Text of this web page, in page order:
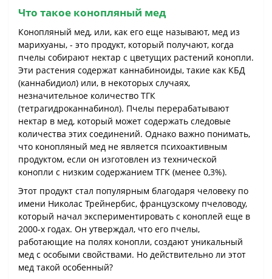
Что такое конопляный мед
Конопляный мед, или, как его еще называют, мед из
марихуаны, - это продукт, который получают, когда
пчелы собирают нектар с цветущих растений конопли.
Эти растения содержат каннабиноиды, такие как КБД
(каннабидиол) или, в некоторых случаях,
незначительное количество ТГК
(тетрагидроканнабинол). Пчелы перерабатывают
нектар в мед, который может содержать следовые
количества этих соединений. Однако важно понимать,
что конопляный мед не является психоактивным
продуктом, если он изготовлен из технической
конопли с низким содержанием ТГК (менее 0,3%).
Этот продукт стал популярным благодаря человеку по
имени Николас Трейнербис, французскому пчеловоду,
который начал экспериментировать с коноплей еще в
2000-х годах. Он утверждал, что его пчелы,
работающие на полях конопли, создают уникальный
мед с особыми свойствами. Но действительно ли этот
мед такой особенный?